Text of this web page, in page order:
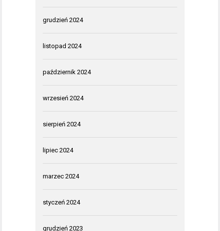
grudzień 2024
listopad 2024
październik 2024
wrzesień 2024
sierpień 2024
lipiec 2024
marzec 2024
styczeń 2024
grudzień 2023